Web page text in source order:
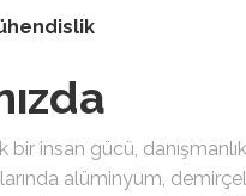
bir insan gücü,
alüminyum,